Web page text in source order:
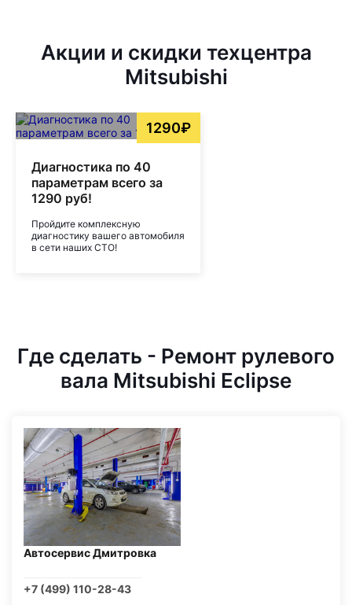
Акции и скидки техцентра
Mitsubishi
1290₽
Диагностика по 40
параметрам всего за
1290 руб!
Пройдите комплексную
диагностику вашего автомобиля
в сети наших СТО!
Где сделать - Ремонт рулевого
вала Mitsubishi Eclipse
Автосервис Дмитровка
+7 (499) 110-28-43